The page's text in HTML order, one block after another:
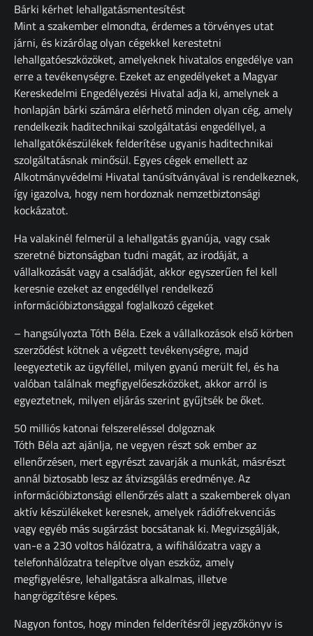
Bárki kérhet lehallgatásmentesítést
Mint a szakember elmondta, érdemes a törvényes utat
járni, és kizárólag olyan cégekkel kerestetni
lehallgatóeszközöket, amelyeknek hivatalos engedélye van
erre a tevékenységre. Ezeket az engedélyeket a Magyar
Kereskedelmi Engedélyezési Hivatal adja ki, amelynek a
honlapján bárki számára elérhető minden olyan cég, amely
rendelkezik haditechnikai szolgáltatási engedéllyel, a
lehallgatókészülékek felderítése ugyanis haditechnikai
szolgáltatásnak minősül. Egyes cégek emellett az
Alkotmányvédelmi Hivatal tanúsítványával is rendelkeznek,
így igazolva, hogy nem hordoznak nemzetbiztonsági
kockázatot.
Ha valakinél felmerül a lehallgatás gyanúja, vagy csak
szeretné biztonságban tudni magát, az irodáját, a
vállalkozását vagy a családját, akkor egyszerűen fel kell
keresnie ezeket az engedéllyel rendelkező
információbiztonsággal foglalkozó cégeket
– hangsúlyozta Tóth Béla. Ezek a vállalkozások első körben
szerződést kötnek a végzett tevékenységre, majd
leegyeztetik az ügyféllel, milyen gyanú merült fel, és ha
valóban találnak megfigyelőeszközöket, akkor arról is
egyeztetnek, milyen eljárás szerint gyűjtsék be őket.
50 milliós katonai felszereléssel dolgoznak
Tóth Béla azt ajánlja, ne vegyen részt sok ember az
ellenőrzésen, mert egyrészt zavarják a munkát, másrészt
annál biztosabb lesz az átvizsgálás eredménye. Az
információbiztonsági ellenőrzés alatt a szakemberek olyan
aktív készülékeket keresnek, amelyek rádiófrekvenciás
vagy egyéb más sugárzást bocsátanak ki. Megvizsgálják,
van-e a 230 voltos hálózatra, a wifihálózatra vagy a
telefonhálózatra telepítve olyan eszköz, amely
megfigyelésre, lehallgatásra alkalmas, illetve
hangrögzítésre képes.
Nagyon fontos, hogy minden felderítésről jegyzőkönyv is